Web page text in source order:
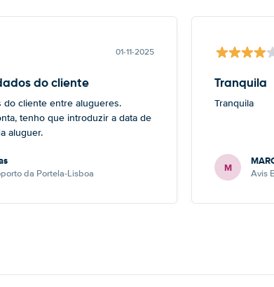
01-11-2025
do cliente
do cliente entre alugueres.
tenho que introduzir a data de
aluguer.
da Portela-Lisboa
Tranquila
Tranquila
M Avis